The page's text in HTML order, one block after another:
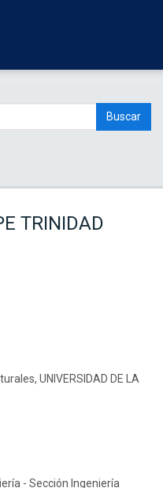
Buscar
TRINIDAD
UNIVERSIDAD DE LA
- Sección Ingeniería